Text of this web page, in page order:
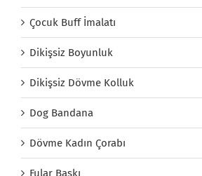
Çocuk Buff İmalatı
Dikişsiz Boyunluk
Dikişsiz Dövme Kolluk
Dog Bandana
Dövme Kadın Çorabı
Fular Baskı